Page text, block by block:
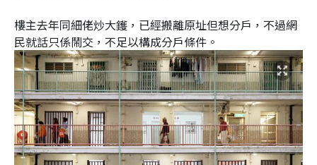
樓主去年同細佬炒大鑊，已經搬離原址但想分戶，不過網
民就話只係鬧交，不足以構成分戶條件。